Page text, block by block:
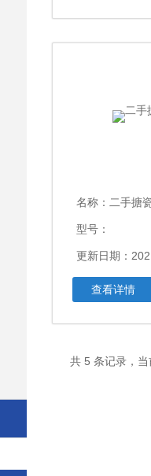
名称： 二手搪
型号：
更新日期：
查看详情
共 5 条记录